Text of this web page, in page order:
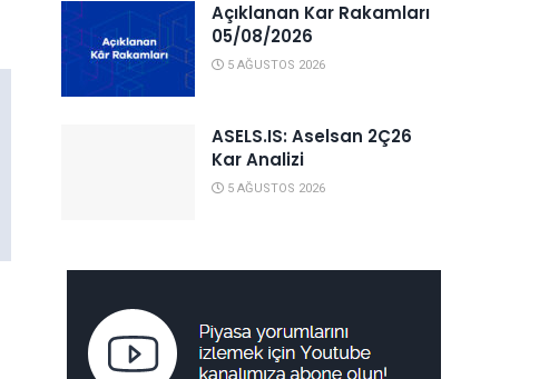
Açıklanan Kar Rakamları
05/08/2026
5 AĞUSTOS 2026
ASELS.IS: Aselsan 2Ç26
Kar Analizi
5 AĞUSTOS 2026